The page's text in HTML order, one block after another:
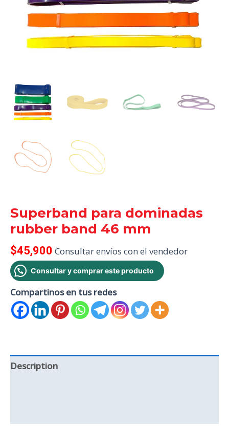
Superband para dominadas
rubber band 46 mm
$45,900 Consultar envíos con el vendedor
Consultar y comprar este producto
Compartinos en tus redes
Description